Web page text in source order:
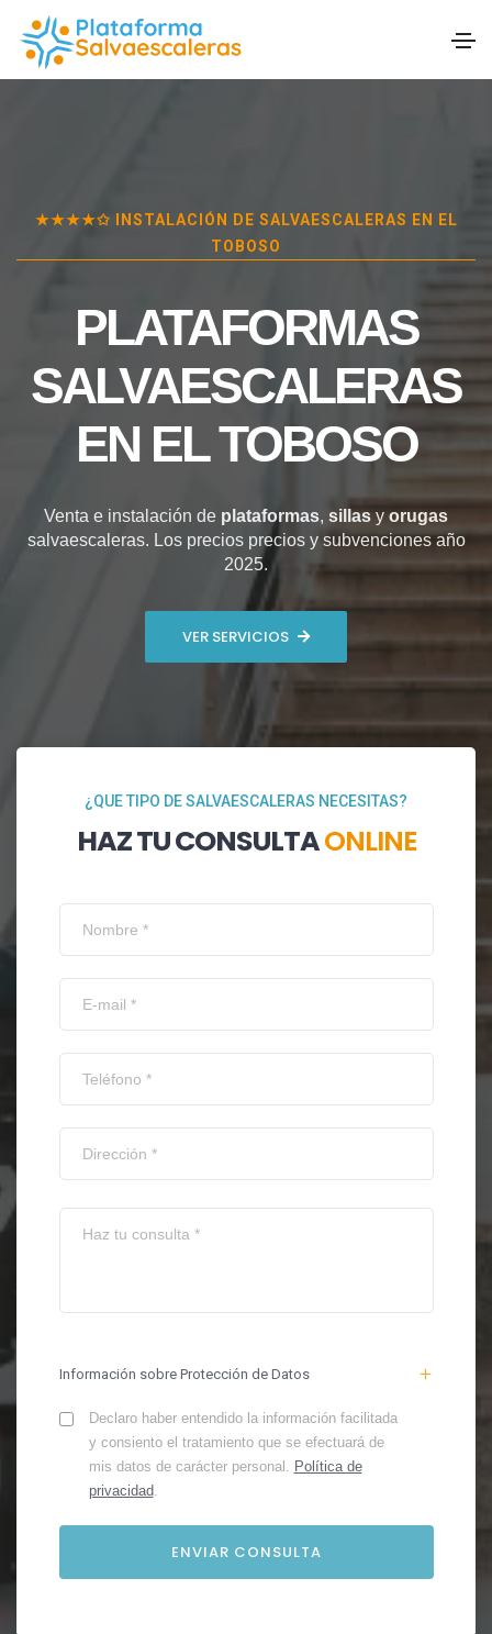
★★★★✩ INSTALACIÓN DE SALVAESCALERAS EN
EL
TOBOSO
PLATAFORMAS
SALVAESCALERAS
EN EL TOBOSO
Venta e instalación de plataformas, sillas y orugas
salvaescaleras. Los precios precios y subvenciones año
2025.
VER SERVICIOS
¿QUE TIPO DE SALVAESCALERAS NECESITAS?
HAZ TU CONSULTAONLINE
Información sobre Protección de Datos
Declaro haber entendido la información facilitada
y consiento el tratamiento que se efectuará de
mis datos de carácter personal. Política de
privacidad.